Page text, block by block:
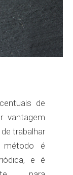
de
vantagem
trabalhar
é
e é